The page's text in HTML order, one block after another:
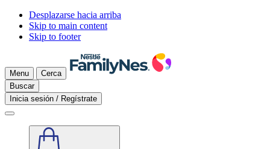
Desplazarse hacia arriba
Skip to main content
Skip to footer
Menu
Cerca
Buscar
Inicia sesión / Regístrate